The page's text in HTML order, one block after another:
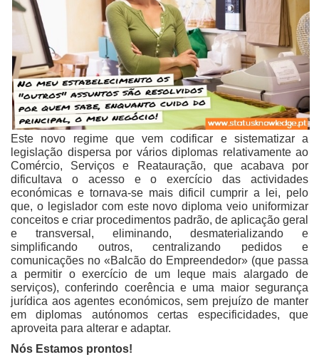
Este novo regime que vem codificar e sistematizar a
legislação dispersa por vários diplomas relativamente ao
Comércio, Serviços e Reatauração, que acabava por
dificultava o acesso e o exercício das actividades
económicas e tornava-se mais dificil cumprir a lei, pelo
que, o legislador com este novo diploma veio uniformizar
conceitos e criar procedimentos padrão, de aplicação geral
e transversal, eliminando, desmaterializando e
simplificando outros, centralizando pedidos e
comunicações no «Balcão do Empreendedor» (que passa
a permitir o exercício de um leque mais alargado de
serviços), conferindo coerência e uma maior segurança
jurídica aos agentes económicos, sem prejuízo de manter
em diplomas autónomos certas especificidades, que
aproveita para alterar e adaptar.
Nós Estamos prontos!